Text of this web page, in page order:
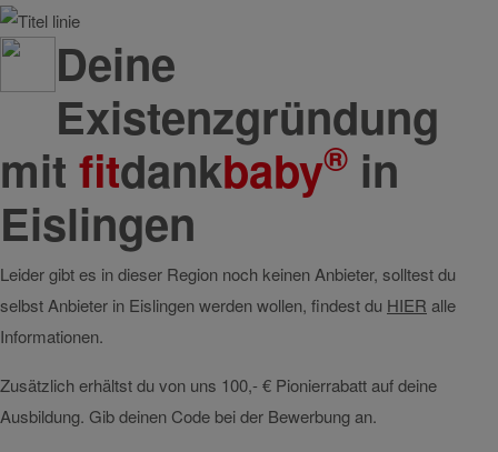
Deine
Existenzgründung
mit fitdankbaby® in
Eislingen
Leider gibt es in dieser Region noch keinen Anbieter, solltest du
selbst Anbieter in Eislingen werden wollen, findest du HIER alle
Informationen.
Zusätzlich erhältst du von uns 100,- € Pionierrabatt auf deine
Ausbildung. Gib deinen Code bei der Bewerbung an.